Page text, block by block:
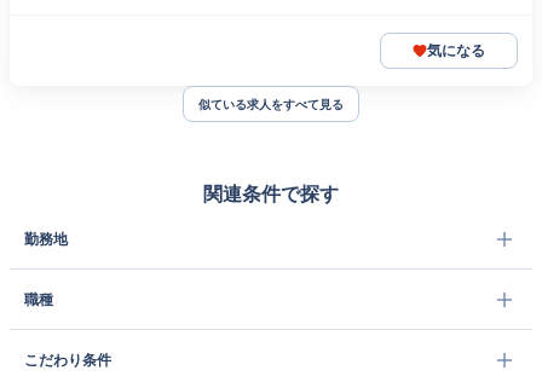
気になる
似ている求人をすべて見る
関連条件で探す
勤務地
職種
こだわり条件